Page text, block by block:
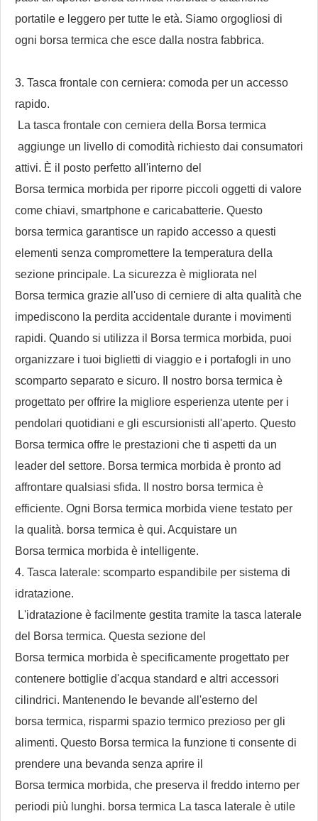
portatile e leggero per tutte le età. Siamo orgogliosi di
ogni borsa termica che esce dalla nostra fabbrica.
3. Tasca frontale con cerniera: comoda per un accesso
rapido.
La tasca frontale con cerniera della Borsa termica
aggiunge un livello di comodità richiesto dai consumatori
attivi. È il posto perfetto all'interno del
Borsa termica morbida per riporre piccoli oggetti di valore
come chiavi, smartphone e caricabatterie. Questo
borsa termica garantisce un rapido accesso a questi
elementi senza compromettere la temperatura della
sezione principale. La sicurezza è migliorata nel
Borsa termica grazie all'uso di cerniere di alta qualità che
impediscono la perdita accidentale durante i movimenti
rapidi. Quando si utilizza il
Borsa termica morbida, puoi
organizzare i tuoi biglietti di viaggio e i portafogli in uno
scomparto separato e sicuro. Il nostro borsa termica è
progettato per offrire la migliore esperienza utente per i
pendolari quotidiani e gli escursionisti all'aperto. Questo
Borsa termica offre le prestazioni che ti aspetti da un
leader del settore. Borsa termica morbida è pronto ad
affrontare qualsiasi sfida. Il nostro borsa termica è
efficiente. Ogni Borsa termica morbida viene testato per
la qualità. borsa termica è qui. Acquistare un
Borsa termica morbida è intelligente.
4. Tasca laterale: scomparto espandibile per sistema di
idratazione.
L'idratazione è facilmente gestita tramite la tasca laterale
del Borsa termica. Questa sezione del
Borsa termica morbida è specificamente progettato per
contenere bottiglie d'acqua standard e altri accessori
cilindrici. Mantenendo le bevande all'esterno del
borsa termica, risparmi spazio termico prezioso per gli
alimenti. Questo Borsa termica la funzione ti consente di
prendere una bevanda senza aprire il
Borsa termica morbida, che preserva il freddo interno per
periodi più lunghi. borsa termica La tasca laterale è utile